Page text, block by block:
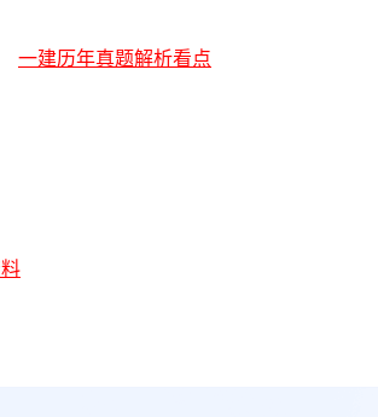
一建历年真题解析看点